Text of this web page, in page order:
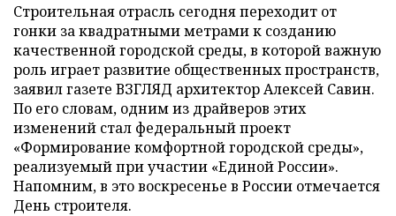
Строительная отрасль сегодня переходит от
гонки за квадратными метрами к созданию
качественной городской среды, в которой важную
роль играет развитие общественных пространств,
заявил газете ВЗГЛЯД архитектор Алексей Савин.
По его словам, одним из драйверов этих
изменений стал федеральный проект
«Формирование комфортной городской среды»,
реализуемый при участии «Единой России».
Напомним, в это воскресенье в России отмечается
День строителя.